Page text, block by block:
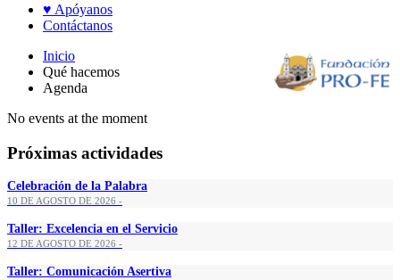
♥ Apóyanos
Contáctanos
Inicio
Qué hacemos
Agenda
No events at the moment
Próximas actividades
Celebración de la Palabra
10 DE AGOSTO DE 2026 -
Taller: Excelencia en el Servicio
12 DE AGOSTO DE 2026 -
Taller: Comunicación Asertiva